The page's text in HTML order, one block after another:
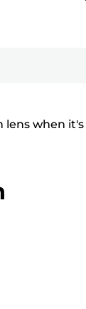
lens when